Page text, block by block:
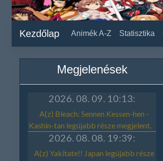
Kezdőlap Animék A-Z Statisztika
Megjelenések